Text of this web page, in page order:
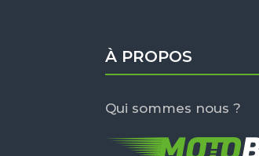
À PROPOS
Qui sommes nous ?